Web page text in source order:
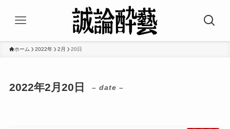
ホーム 2022年 2月 20日
2022年2月20日 – date –